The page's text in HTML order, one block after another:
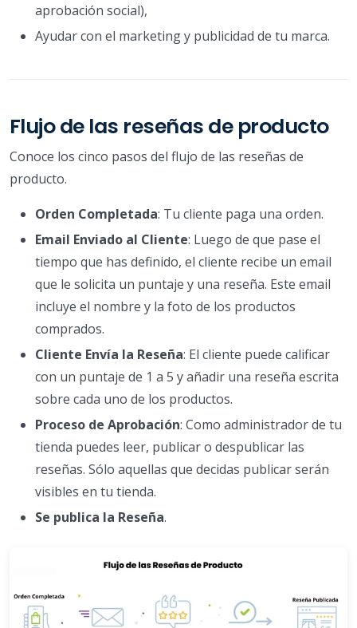
aprobación social),
Ayudar con el marketing y publicidad de tu marca.
Flujo de las reseñas de producto
Conoce los cinco pasos del flujo de las reseñas de
producto.
Orden Completada: Tu cliente paga una orden.
Email Enviado al Cliente: Luego de que pase el
tiempo que has definido, el cliente recibe un email
que le solicita un puntaje y una reseña. Este email
incluye el nombre y la foto de los productos
comprados.
Cliente Envía la Reseña: El cliente puede calificar
con un puntaje de 1 a 5 y añadir una reseña escrita
sobre cada uno de los productos.
Proceso de Aprobación: Como administrador de tu
tienda puedes leer, publicar o despublicar las
reseñas. Sólo aquellas que decidas publicar serán
visibles en tu tienda.
Se publica la Reseña.